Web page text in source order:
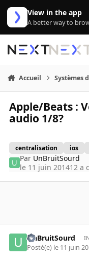
Aller au contenu
View in the app
A better way to
Accueil Systèmes
Apple/Beats :
audio 1/8?
centralisation ios
Par UnBruitSourd
le 11 juin 201412 a
UnBruitSourd
Posté(e) le 11 juin